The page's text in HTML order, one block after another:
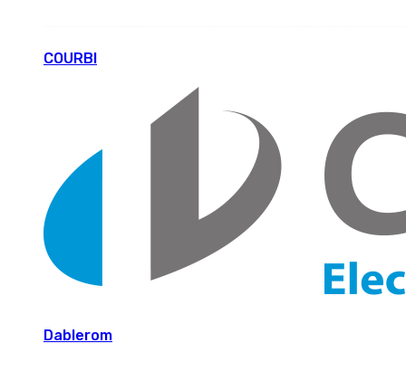
COURBI
Dablerom